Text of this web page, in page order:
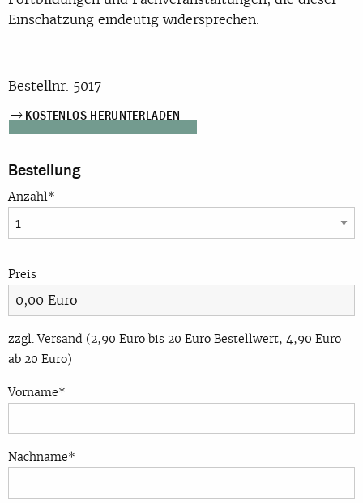
Einschätzung eindeutig widersprechen.
Bestellnr. 5017
KOSTENLOS HERUNTERLADEN
Bestellung
Anzahl*
Preis
zzgl. Versand (2,90 Euro bis 20 Euro Bestellwert, 4,90 Euro
ab 20 Euro)
Vorname*
Nachname*